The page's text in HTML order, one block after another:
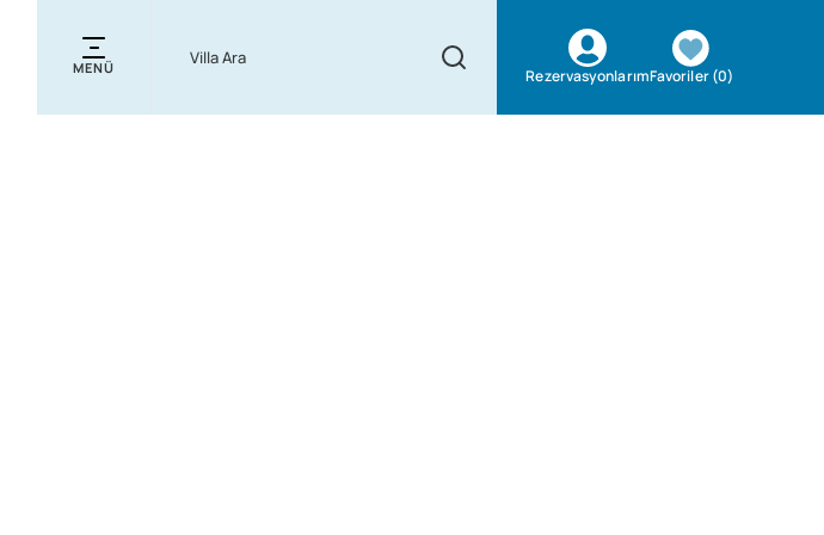
MENÜ RezervasyonlarımFavoriler(0)